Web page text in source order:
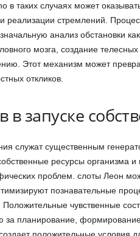
в таких случаях может
реализации стремлений.
анализ обстановки
мозга, создание
Этот механизм может
откликов.
в запуске
служат существенным
ресурсы организма
проблем. слоты Леон
познавательные
чувственные
за планирование,